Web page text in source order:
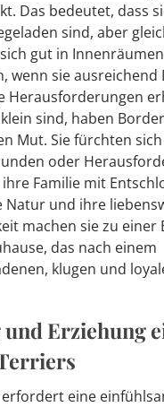
Das bedeutet, dass
sind, aber
gut in Innenräumen
wenn sie ausreichend
Herausforderungen
sind, haben
Mut. Sie fürchten
oder
Familie mit
Natur und ihre
machen sie zu einer
das nach einem
klugen und
Erziehung
eine